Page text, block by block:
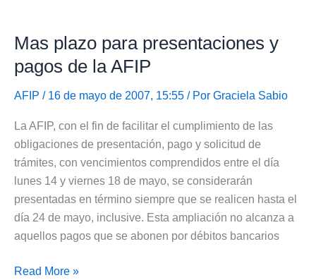
Mas plazo para presentaciones y
pagos de la AFIP
AFIP / 16 de mayo de 2007, 15:55 / Por Graciela Sabio
La AFIP, con el fin de facilitar el cumplimiento de las
obligaciones de presentación, pago y solicitud de
trámites, con vencimientos comprendidos entre el día
lunes 14 y viernes 18 de mayo, se considerarán
presentadas en término siempre que se realicen hasta el
día 24 de mayo, inclusive. Esta ampliación no alcanza a
aquellos pagos que se abonen por débitos bancarios
Mas
Read More »